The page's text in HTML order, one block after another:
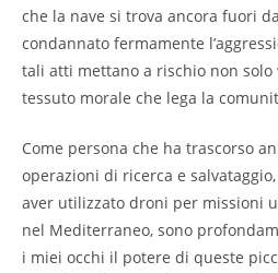
che la nave si trova ancora fuori
condannato fermamente
tali atti mettano a rischio non solo
tessuto morale che lega la
Come persona che ha trascorso
operazioni di ricerca e
aver utilizzato droni per missioni
nel Mediterraneo, sono
i miei occhi il potere di queste